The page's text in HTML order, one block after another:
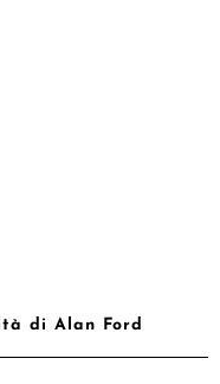
di Alan Ford